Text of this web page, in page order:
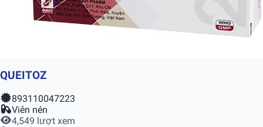
QUEITOZ
893110047223
Viên nén
4,549 lượt xem